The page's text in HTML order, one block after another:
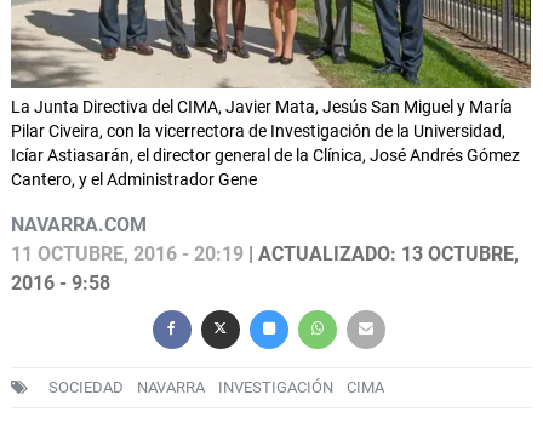
La Junta Directiva del CIMA, Javier Mata, Jesús San Miguel y María
Pilar Civeira, con la vicerrectora de Investigación de la Universidad,
Icíar Astiasarán, el director general de la Clínica, José Andrés Gómez
Cantero, y el Administrador Gene
NAVARRA.COM
11 OCTUBRE, 2016 - 20:19 | ACTUALIZADO: 13 OCTUBRE,
2016 - 9:58
SOCIEDAD NAVARRA INVESTIGACIÓN CIMA